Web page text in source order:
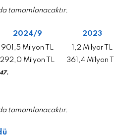
tamamlanacaktır.
2024/9 2023
901,5 Milyon TL 1,2 Milyar TL
292,0 Milyon TL 361,4 Milyon TL
tamamlanacaktır.